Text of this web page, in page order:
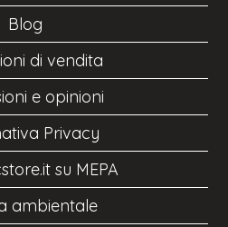
Blog
di vendita
e opinioni
Privacy
su MEPA
ambientale